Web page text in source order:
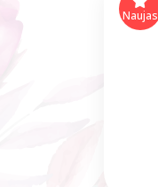
Naujas